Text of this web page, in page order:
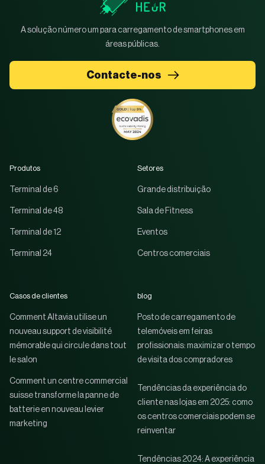
A solução número um para carregamento de smartphones em
áreas públicas.
Contacte-nos
Produtos
Terminal de 6
Terminal de 48
Terminal de 12
Terminal 24
Setores
Grande distribuição
Sala de Fitness
Eventos
Centros comerciais
Casos de clientes
Comment Altavia utilise un
nouveau support de visibilité
mémorable qui circule dans tout
le salon
Comment un centre commercial
suisse transforme la panne de
batterie en nouveau levier
marketing
blog
Posto de carregamento de
telemóveis em feiras
profissionais: maximizar o tempo
de visita dos compradores
Tendências da experiência do
cliente nas lojas em 2025: como
os centros comerciais podem se
reinventar
Tendências 2024: A experiência